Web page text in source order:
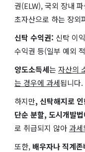
권(ELW), 국외 장내
초자산으로 하는 장외
신탁 수익권: 신탁 이
수익권 등(일부 예외
양도소득세는 자산의
는 경우에 과세됩니다.
하지만, 신탁해지로
단순 분할, 도시개발
로 취급되지 않아 과
또한, 배우자나 직계